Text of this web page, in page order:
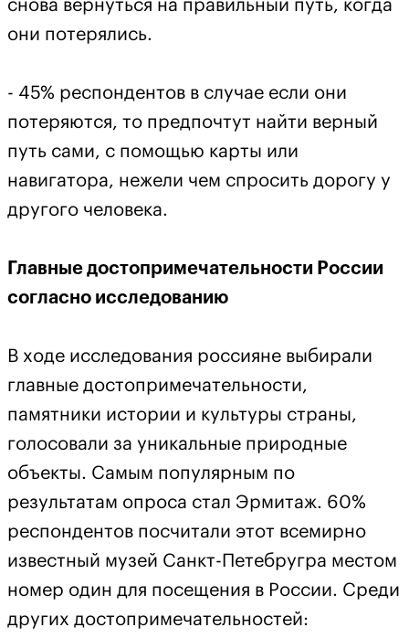
снова вернуться на правильный путь, когда
они потерялись.
- 45% респондентов в случае если они
потеряются, то предпочтут найти верный
путь сами, с помощью карты или
навигатора, нежели чем спросить дорогу у
другого человека.
Главные достопримечательности России
согласно исследованию
В ходе исследования россияне выбирали
главные достопримечательности,
памятники истории и культуры страны,
голосовали за уникальные природные
объекты. Самым популярным по
результатам опроса стал Эрмитаж. 60%
респондентов посчитали этот всемирно
известный музей Санкт-Петебругра местом
номер один для посещения в России. Среди
других достопримечательностей: